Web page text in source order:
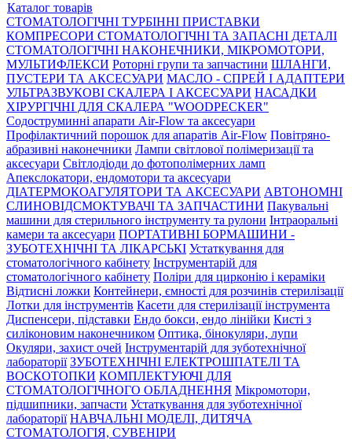
Каталог товарів
СТОМАТОЛОГІЧНІ ТУРБІННІ ПРИСТАВКИ
КОМПРЕСОРИ СТОМАТОЛОГІЧНІ ТА ЗАПАСНІ ДЕТАЛІ
СТОМАТОЛОГІЧНІ НАКОНЕЧНИКИ, МІКРОМОТОРИ,
МУЛЬТИФЛЕКСИ Роторні групи та запчастини ШЛАНГИ,
ПУСТЕРИ ТА АКСЕСУАРИ МАСЛО - СПРЕЙ І АДАПТЕРИ
УЛЬТРАЗВУКОВІ СКАЛЕРА І АКСЕСУАРИ НАСАДКИ
ХІРУРГІЧНІ ДЛЯ СКАЛЕРА "WOODPECKER"
Содоструминні апарати Air-Flow та аксесуари
Профілактичний порошок для апаратів Air-Flow Повітряно-
абразивні наконечники Лампи світлової полімеризації та
аксесуари Світлодіоди до фотополімерних ламп
Апекслокатори, ендомотори та аксесуари
ДІАТЕРМОКОАГУЛЯТОРИ ТА АКСЕСУАРИ АВТОНОМНІ
СЛИНОВІДСМОКТУВАЧІ ТА ЗАПЧАСТИНИ Пакувальні
машини для стерильного інструменту та рулони Інтраоральні
камери та аксесуари ПОРТАТИВНІ БОРМАШИНИ -
ЗУБОТЕХНІЧНІ ТА ЛІКАРСЬКІ Устаткування для
стоматологічного кабінету Інструментарій для
стоматологічного кабінету Поліри для цирконію і кераміки
Відтисні ложки Контейнери, ємності для розчинів стерилізації
Лотки для інструментів Касети для стерилізації інструмента
Диспенсери, підставки Ендо бокси, ендо лінійки Кисті з
силіконовим наконечником Оптика, бінокуляри, лупи
Окуляри, захист очей Інструментарій для зуботехнічної
лабораторії ЗУБОТЕХНІЧНІ ЕЛЕКТРОШПАТЕЛІ ТА
ВОСКОТОПКИ КОМПЛЕКТУЮЧІ ДЛЯ
СТОМАТОЛОГІЧНОГО ОБЛАДНЕННЯ Мікромотори,
підшипники, запчасти Устаткування для зуботехнічної
лабораторії НАВЧАЛЬНІ МОДЕЛІ, ДИТЯЧА
СТОМАТОЛОГІЯ, СУВЕНІРИ